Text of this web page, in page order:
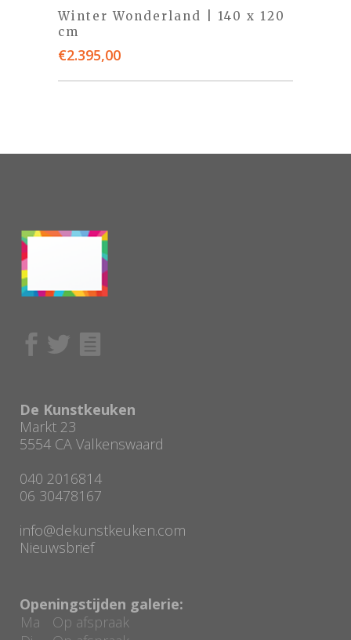
Winter Wonderland | 140 x 120
cm
€2.395,00
De Kunstkeuken
Markt 23
5554 CA Valkenswaard
040 2016814
06 30478167
info@dekunstkeuken.com
Nieuwsbrief
Openingstijden galerie:
Ma
Op afspraak